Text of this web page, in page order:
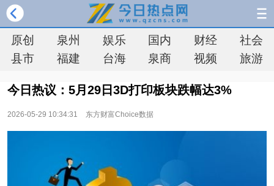
原创 泉州 娱乐 国内 财经
社会
县市
福建 台海 泉商 视频 旅游
今日热议：5月29日3D打印板块跌幅达3%
2026-05-29 10:34:31 东方财富Choice数据